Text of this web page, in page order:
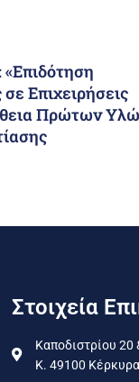
Επιχειρήσεις
Πρώτων
Στοιχεία
Καποδιστρίου 20
Κ. 49100 Κέρκυρα